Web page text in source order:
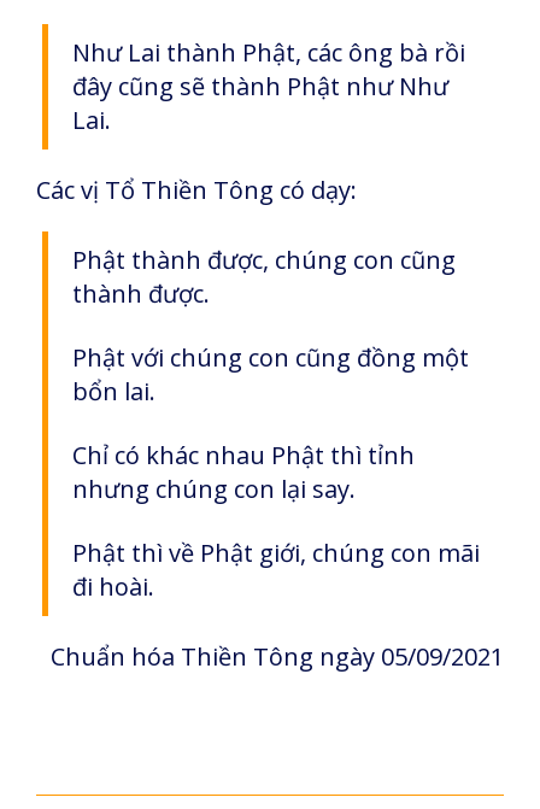
Như Lai thành Phật, các ông bà rồi
đây cũng sẽ thành Phật như Như
Lai.
Các vị Tổ Thiền Tông có dạy:
Phật thành được, chúng con cũng
thành được.
Phật với chúng con cũng đồng một
bổn lai.
Chỉ có khác nhau Phật thì tỉnh
nhưng chúng con lại say.
Phật thì về Phật giới, chúng con mãi
đi hoài.
Chuẩn hóa Thiền Tông ngày 05/09/2021